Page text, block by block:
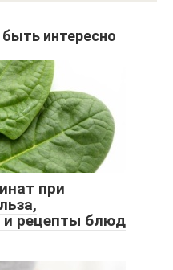
интересно
при
и рецепты блюд